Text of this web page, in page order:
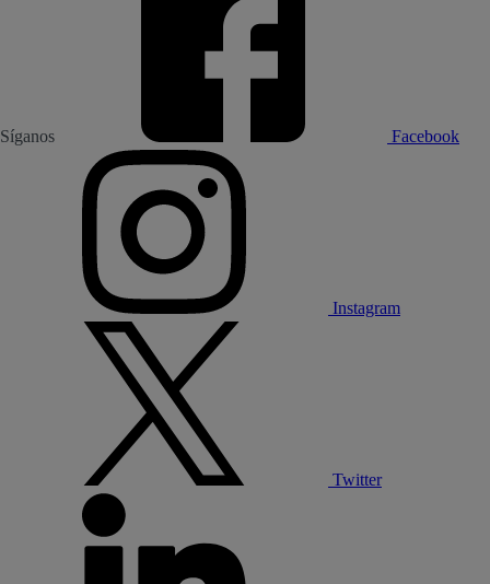
Síganos Facebook
Instagram
Twitter